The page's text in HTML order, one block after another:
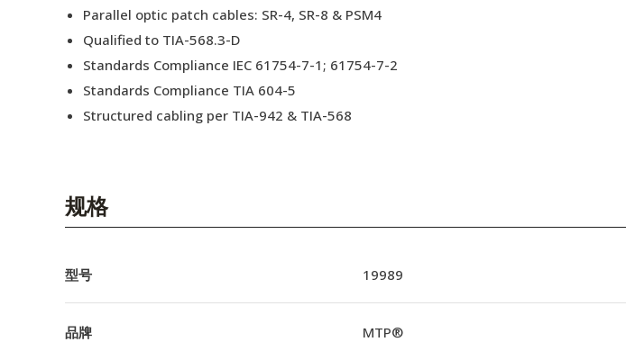
Parallel optic patch cables: SR-4, SR-8 & PSM4
Qualified to TIA-568.3-D
Standards Compliance IEC 61754-7-1; 61754-7-2
Standards Compliance TIA 604-5
Structured cabling per TIA-942 & TIA-568
规格
型号 19989
品牌 MTP®